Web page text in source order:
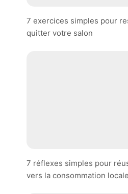
7 exercices simples pour
quitter votre salon
7 réflexes simples pour
vers la consommation locale